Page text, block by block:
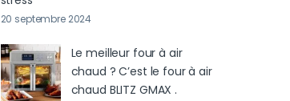
20 septembre 2024
Le meilleur four à air
chaud ? C’est le four à air
chaud BLITZ GMAX .